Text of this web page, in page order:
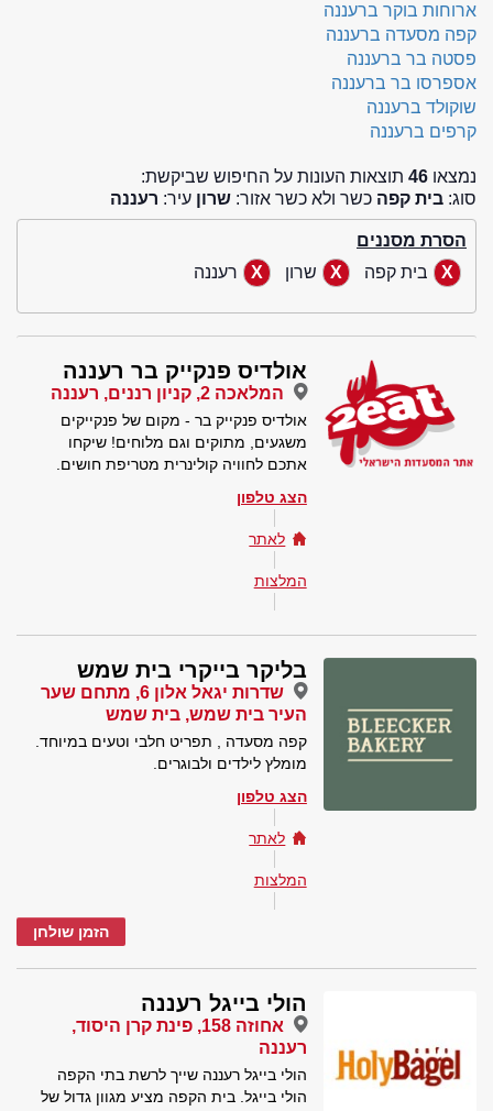
ארוחות בוקר ברעננה
קפה מסעדה ברעננה
פסטה בר ברעננה
אספרסו בר ברעננה
שוקולד ברעננה
קרפים ברעננה
נמצאו 46 תוצאות העונות על החיפוש שביקשת:
סוג: בית קפה כשר ולא כשר אזור: שרון עיר: רעננה
הסרת מסננים
בית קפה
שרון רעננה
אולדיס פנקייק בר רעננה
המלאכה 2, קניון רננים, רעננה
אולדיס פנקייק בר - מקום של פנקייקים
משגעים, מתוקים וגם מלוחים! שיקחו
אתכם לחוויה קולינרית מטריפת חושים.
הצג טלפון
לאתר
המלצות
בליקר בייקרי בית שמש
שדרות יגאל אלון 6, מתחם שער
העיר בית שמש, בית שמש
קפה מסעדה , תפריט חלבי וטעים במיוחד.
מומלץ לילדים ולבוגרים.
הצג טלפון
לאתר
המלצות
הזמן שולחן
הולי בייגל רעננה
אחוזה 158, פינת קרן היסוד,
רעננה
הולי בייגל רעננה שייך לרשת בתי הקפה
הולי בייגל. בית הקפה מציע מגוון גדול של